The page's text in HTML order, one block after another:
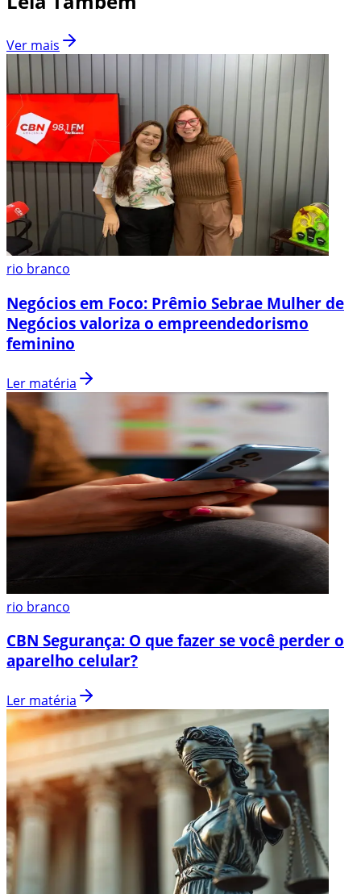
Ver mais
rio branco
Negócios em Foco: Prêmio Sebrae Mulher de
Negócios valoriza o empreendedorismo
feminino
Ler matéria
rio branco
CBN Segurança: O que fazer se você perder o
aparelho celular?
Ler matéria